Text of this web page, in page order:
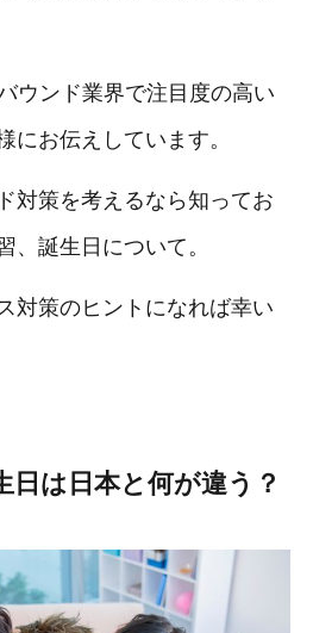
ウンド業界で注目度の高い
お伝えしています。
対策を考えるなら知ってお
、誕生日について。
対策のヒントになれば幸い
は日本と何が違う？